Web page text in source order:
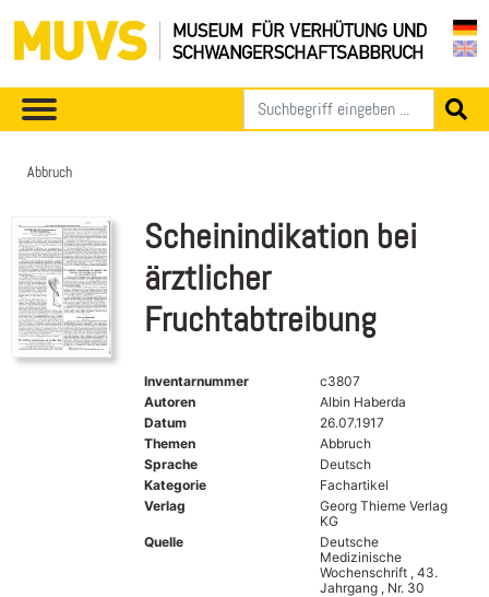
Abbruch
Scheinindikation bei
ärztlicher
Fruchtabtreibung
Inventarnummer
c3807
Autoren
Albin Haberda
Datum
26.07.1917
Themen
Abbruch
Sprache
Deutsch
Kategorie
Fachartikel
Verlag
Georg Thieme Verlag
KG
Quelle
Deutsche
Medizinische
Wochenschrift , 43.
Jahrgang , Nr. 30